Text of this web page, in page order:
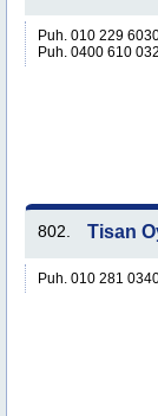
Puh. 010 229
Puh. 0400 610 032
802. Tisan
Puh. 010 281